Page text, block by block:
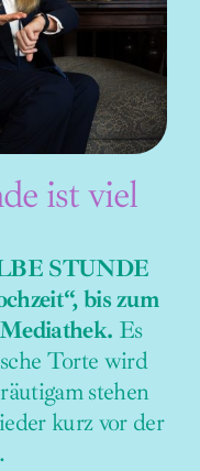
ist viel
STUNDE
bis zum
Es
Torte wird
stehen
kurz vor der